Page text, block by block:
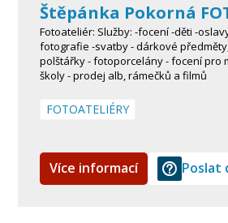
Štěpánka Pokorná
Fotoateliér: Služby: -focení -děti -
fotografie -svatby - dárkové
polštářky - fotoporcelány - focení pro
školy - prodej alb, rámečků a filmů
FOTOATELIÉRY
Více informací Poslat